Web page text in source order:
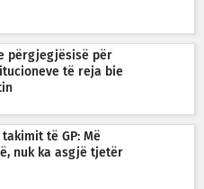
përgjegjësisë për
të reja bie
të GP: Më
nuk ka asgjë tjetër